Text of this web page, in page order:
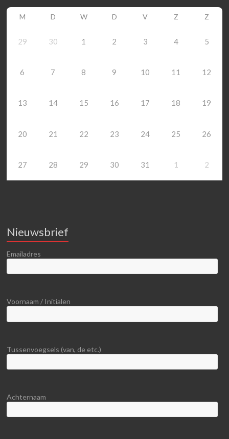
M D W D V Z Z
29 30 1 2 3 4 5
6 7 8 9 10 11 12
13 14 15 16 17 18 19
20 21 22 23 24 25 26
27 28 29 30 31 1 2
Nieuwsbrief
Emailadres
Voornaam / Initialen
Tussenvoegsels (van, de etc.)
Achternaam